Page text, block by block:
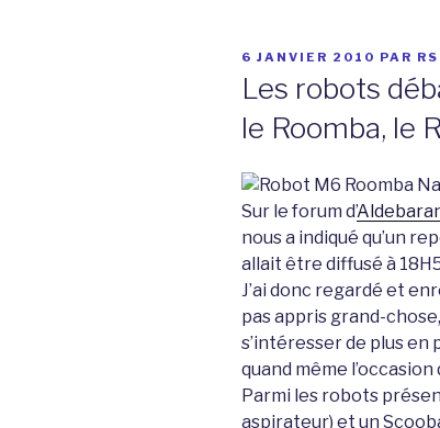
PUBLIÉ
6 JANVIER 2010 PAR
Les robots
le Roomba, le
Sur le forum d’
nous a indiqué qu’un
allait être diffusé à
J’ai donc regardé et
pas appris grand-
s’intéresser de plus en
quand même
Parmi les robots
aspirateur) et un